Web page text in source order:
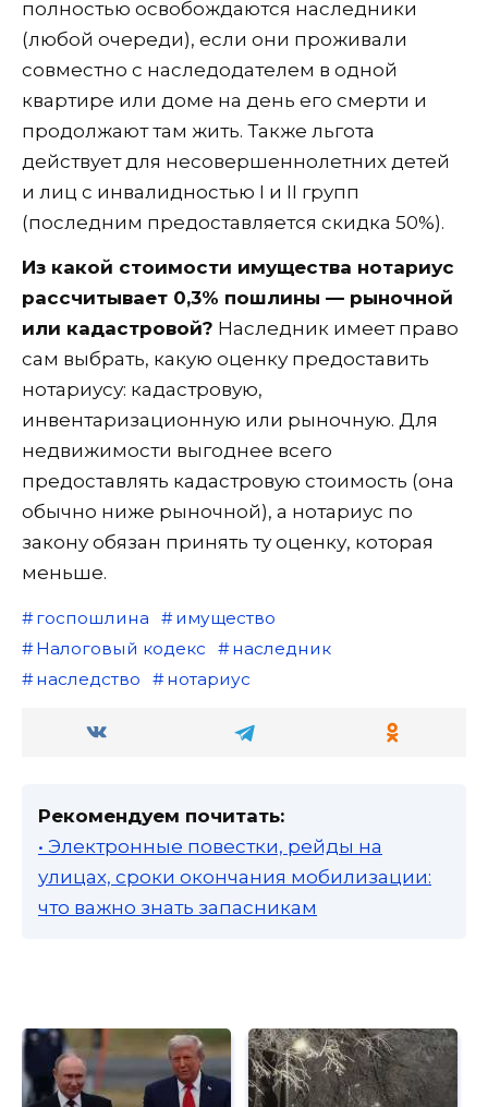
полностью освобождаются наследники
(любой очереди), если они проживали
совместно с наследодателем в одной
квартире или доме на день его смерти и
продолжают там жить. Также льгота
действует для несовершеннолетних детей
и лиц с инвалидностью I и II групп
(последним предоставляется скидка 50%).
Из какой стоимости имущества нотариус
рассчитывает 0,3% пошлины — рыночной
или кадастровой? Наследник имеет право
сам выбрать, какую оценку предоставить
нотариусу: кадастровую,
инвентаризационную или рыночную. Для
недвижимости выгоднее всего
предоставлять кадастровую стоимость (она
обычно ниже рыночной), а нотариус по
закону обязан принять ту оценку, которая
меньше.
госпошлина
имущество
Налоговый кодекс
наследник
наследство
нотариус
Рекомендуем почитать:
• Электронные повестки, рейды на
улицах, сроки окончания мобилизации:
что важно знать запасникам